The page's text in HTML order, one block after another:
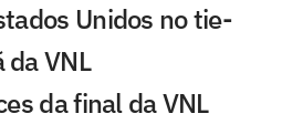
Unidos no tie-
da VNL
da final da VNL